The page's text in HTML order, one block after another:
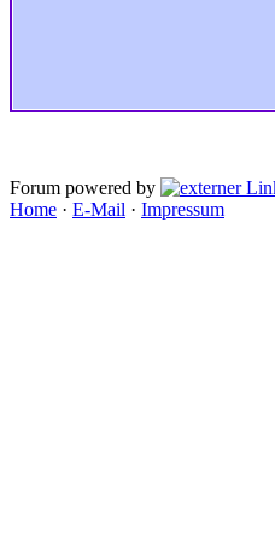
Forum powered by
Home · E-Mail · Impressum